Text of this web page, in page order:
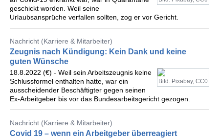
geschickt worden. Weil seine
Urlaubsansprüche verfallen sollten, zog er vor Gericht.
Nachricht (Karriere & Mitarbeiter)
Zeugnis nach Kündigung: Kein Dank und keine
guten Wünsche
Bild: Pixabay, CC0
18.8.2022 (€) - Weil sein Arbeitszeugnis keine
Schlussformel enthalten hatte, war ein
ausscheidender Beschäftigter gegen seinen
Ex-Arbeitgeber bis vor das Bundesarbeitsgericht gezogen.
Nachricht (Karriere & Mitarbeiter)
Covid 19 – wenn ein Arbeitgeber überreagiert